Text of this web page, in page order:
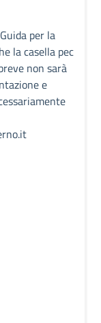
per la
la casella pec
non sarà
e